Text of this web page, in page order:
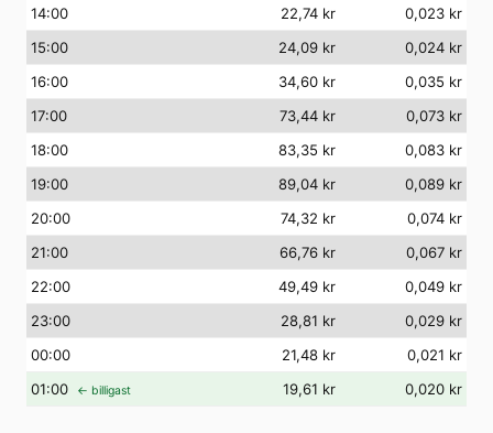
14:00 22,74 kr
0,023 kr
15:00 24,09 kr
0,024 kr
16:00 34,60 kr
0,035 kr
17:00 73,44 kr
0,073 kr
18:00 83,35 kr
0,083 kr
19:00 89,04 kr
0,089 kr
20:00 74,32 kr
0,074 kr
21:00 66,76 kr
0,067 kr
22:00 49,49 kr
0,049 kr
23:00 28,81 kr
0,029 kr
00:00 21,48 kr
0,021 kr
01:00 ← billigast 19,61 kr 0,020 kr